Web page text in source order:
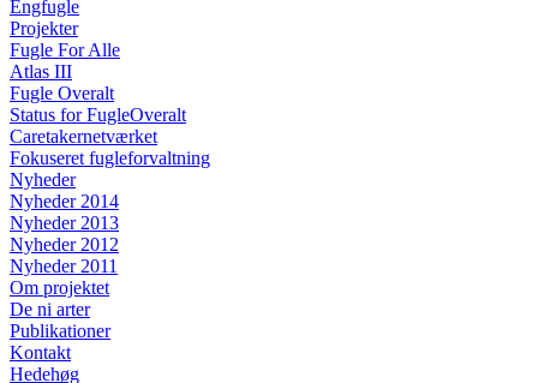
Engfugle
Projekter
Fugle For Alle
Atlas III
Fugle Overalt
Status for FugleOveralt
Caretakernetværket
Fokuseret fugleforvaltning
Nyheder
Nyheder 2014
Nyheder 2013
Nyheder 2012
Nyheder 2011
Om projektet
De ni arter
Publikationer
Kontakt
Hedehøg